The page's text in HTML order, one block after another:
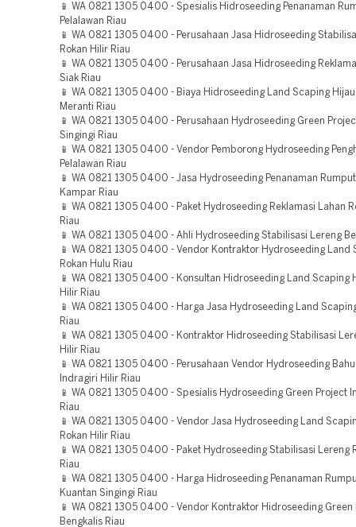
📱 WA 0821 1305 0400 - Spesialis Hidroseeding Penanaman
Pelalawan Riau
📱 WA 0821 1305 0400 - Perusahaan Jasa Hidroseeding
Rokan Hilir Riau
📱 WA 0821 1305 0400 - Perusahaan Jasa Hidroseeding
Siak Riau
📱 WA 0821 1305 0400 - Biaya Hidroseeding Land Scaping
Meranti Riau
📱 WA 0821 1305 0400 - Perusahaan Hydroseeding Green
Singingi Riau
📱 WA 0821 1305 0400 - Vendor Pemborong Hydroseeding
Pelalawan Riau
📱 WA 0821 1305 0400 - Jasa Hydroseeding Penanaman
Kampar Riau
📱 WA 0821 1305 0400 - Paket Hydroseeding Reklamasi Lahan
Riau
📱 WA 0821 1305 0400 - Ahli Hydroseeding Stabilisasi Lereng
📱 WA 0821 1305 0400 - Vendor Kontraktor Hydroseeding Land
Rokan Hulu Riau
📱 WA 0821 1305 0400 - Konsultan Hidroseeding Land Scaping
Hilir Riau
📱 WA 0821 1305 0400 - Harga Jasa Hydroseeding Land
Riau
📱 WA 0821 1305 0400 - Kontraktor Hidroseeding Stabilisasi
Hilir Riau
📱 WA 0821 1305 0400 - Perusahaan Vendor Hydroseeding
Indragiri Hilir Riau
📱 WA 0821 1305 0400 - Spesialis Hydroseeding Green Project
Riau
📱 WA 0821 1305 0400 - Vendor Jasa Hydroseeding Land
Rokan Hilir Riau
📱 WA 0821 1305 0400 - Paket Hydroseeding Stabilisasi Lereng
Riau
📱 WA 0821 1305 0400 - Harga Hidroseeding Penanaman
Kuantan Singingi Riau
📱 WA 0821 1305 0400 - Vendor Kontraktor Hidroseeding Green
Bengkalis Riau